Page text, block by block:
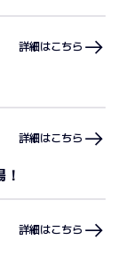
詳細はこちら
詳細はこちら
詳細はこちら